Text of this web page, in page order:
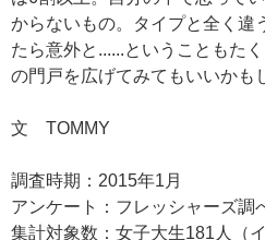
からないもの。タイプと全く違
たら意外と......ということもた
の門戸を広げてみてもいいかも
文 TOMMY
調査時期：2015年1月
アンケート：フレッシャーズ調
集計対象数：女子大生181人（